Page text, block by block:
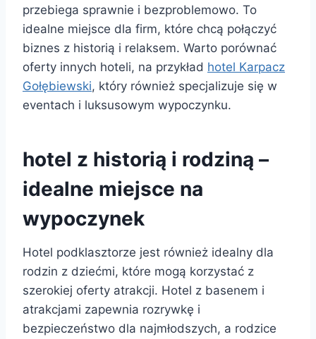
przebiega sprawnie i bezproblemowo. To
idealne miejsce dla firm, które chcą połączyć
biznes z historią i relaksem. Warto porównać
oferty innych hoteli, na przykład hotel Karpacz
Gołębiewski, który również specjalizuje się w
eventach i luksusowym wypoczynku.
hotel z historią i rodziną –
idealne miejsce na
wypoczynek
Hotel podklasztorze jest również idealny dla
rodzin z dziećmi, które mogą korzystać z
szerokiej oferty atrakcji. Hotel z basenem i
atrakcjami zapewnia rozrywkę i
bezpieczeństwo dla najmłodszych, a rodzice